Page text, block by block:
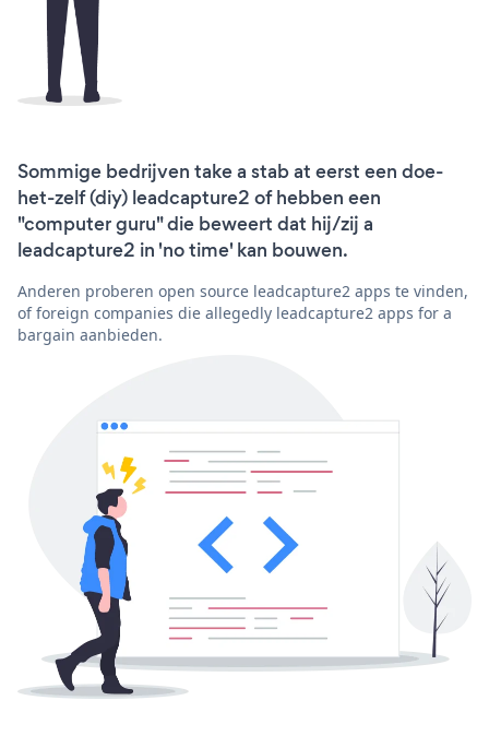
Sommige bedrijven take a stab at eerst een doe-
het-zelf (diy) leadcapture2 of hebben een
"computer guru" die beweert dat hij/zij a
leadcapture2 in 'no time' kan bouwen.
Anderen proberen open source leadcapture2 apps te vinden,
of foreign companies die allegedly leadcapture2 apps for a
bargain aanbieden.